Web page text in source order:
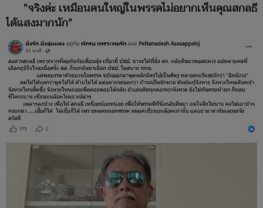
"จริงค่ะ เหมือนคนใหญ่ในพรรคไม่อยากเห็นคุณสกลธี
ได้แสงมากนัก"